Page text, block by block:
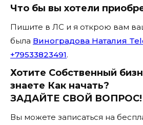
Что бы вы хотели
Пишите в ЛС и я открою вам
была Виноградова Наталия
+79533823491.
Хотите Собственный
знаете Как начать?
ЗАДАЙТЕ СВОЙ ВОПРОС!
Вы можете записаться на